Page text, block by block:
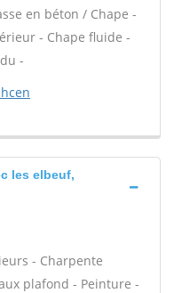
en béton / Chape -
- Chape fluide -
-
les elbeuf,
- Charpente
plafond - Peinture -